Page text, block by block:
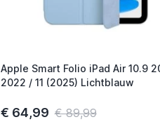
Apple Smart Folio iPad Air 10.9
2022 / 11 (2025) Lichtblauw
€ 64,99 € 89,99